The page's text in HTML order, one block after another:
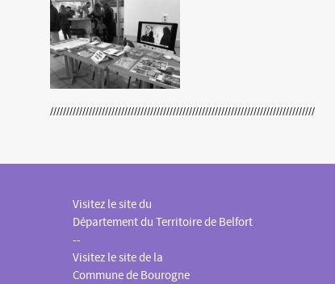
Visitez le site du
Département du Territoire de Belfort
--
Visitez le site de la
Commune de Bourogne